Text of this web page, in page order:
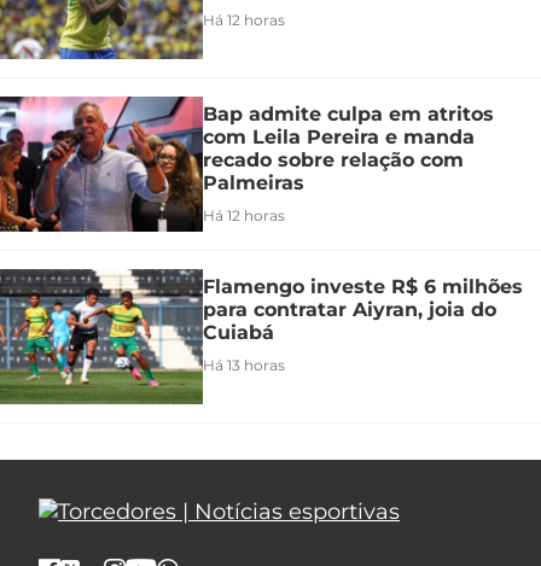
Há 12 horas
Bap admite culpa em atritos
com Leila Pereira e manda
recado sobre relação com
Palmeiras
Há 12 horas
Flamengo investe R$ 6 milhões
para contratar Aiyran, joia do
Cuiabá
Há 13 horas